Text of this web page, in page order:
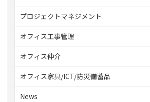
プロジェクトマネジメント
オフィス工事管理
オフィス仲介
オフィス家具/ICT/防災備蓄品
News